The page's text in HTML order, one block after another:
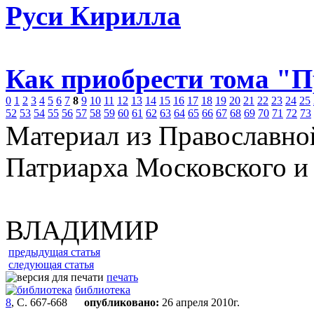
Руси Кирилла
Как приобрести тома
0 1 2 3 4 5 6 7 8 9 10 11 12 13 14 15 16 17 18 19 20 21 22 23 24 25
52 53 54 55 56 57 58 59 60 61 62 63 64 65 66 67 68 69 70 71 72 73
Материал из
Патриарха Московского
ВЛАДИМИР
предыдущая статья
следующая статья
печать
библиотека
8, С. 667-668 опубликовано: 26 апреля 2010г.